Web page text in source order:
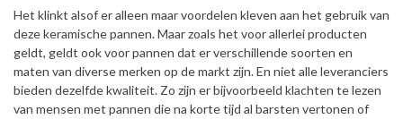
Het klinkt alsof er alleen maar voordelen kleven aan het gebruik van
deze keramische pannen. Maar zoals het voor allerlei producten
geldt, geldt ook voor pannen dat er verschillende soorten en
maten van diverse merken op de markt zijn. En niet alle leveranciers
bieden dezelfde kwaliteit. Zo zijn er bijvoorbeeld klachten te lezen
van mensen met pannen die na korte tijd al barsten vertonen of